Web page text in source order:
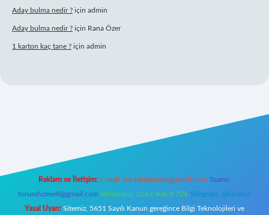
Aday bulma nedir ? için admin
Aday bulma nedir ? için Rana Özer
1 karton kaç tane ? için admin
Reklam ve İletişim: E-mail: backlinkpaneli@gmail.com Teams:
forumhizmeti@gmail.com Whatsapp: 0262 606 0 726 Telegram: @karabul
Yasal Uyarı: Sitemiz, 5651 Sayılı Kanun gereğince Bilgi Teknolojileri ve